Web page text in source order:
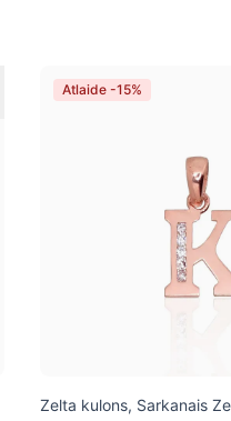
Atlaide -15%
Zelta kulons, Sarkanais